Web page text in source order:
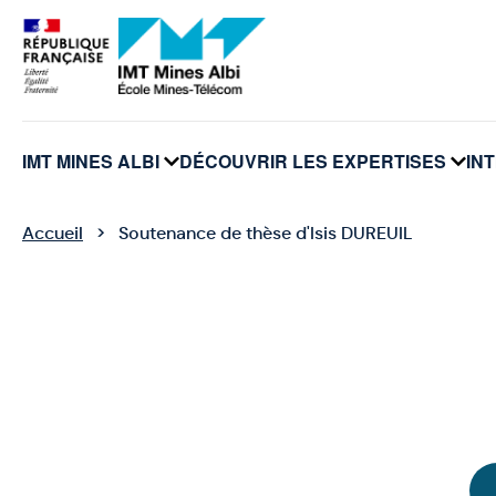
Panneau de gestion des cookies
IMT MINES ALBI
voir
menu
DÉCOUVRIR LES EXPERTISES
voir
Accueil Soutenance de thèse d'Isis DUREUIL